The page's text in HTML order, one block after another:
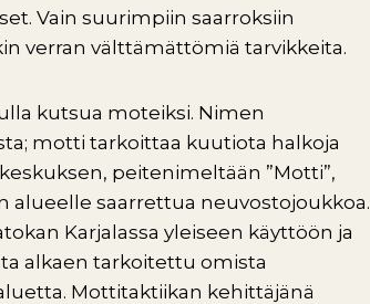
Vain suurimpiin saarroksiin
verran välttämättömiä tarvikkeita.
kutsua moteiksi. Nimen
motti tarkoittaa kuutiota halkoja
peitenimeltään ”Motti”,
saarrettua neuvostojoukkoa.
Karjalassa yleiseen käyttöön ja
alkaen tarkoitettu omista
Mottitaktiikan kehittäjänä